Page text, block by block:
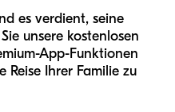
es verdient, seine
unsere kostenlosen
App-Funktionen
Reise Ihrer Familie zu